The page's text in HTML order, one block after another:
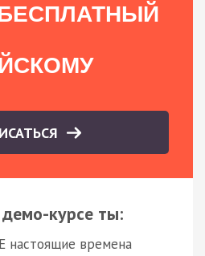
курсе ты:
настоящие времена